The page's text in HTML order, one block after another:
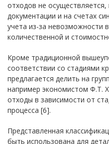
отходов не
документации и на счетах
учета из-за невозможности
количественной и
Кроме традиционной
соответствии со стадиями
предлагается делить на
например экономистом Ф.Т.
отходы в зависимости от
процесса [6].
Представленная
быть использована для